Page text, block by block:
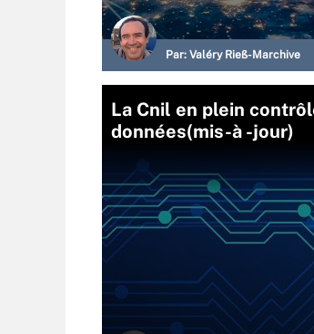
Par: Valéry Rieß-Marchive
La Cnil en plein
données(mis-à -jour)